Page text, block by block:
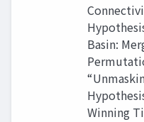
Basin:
Winning